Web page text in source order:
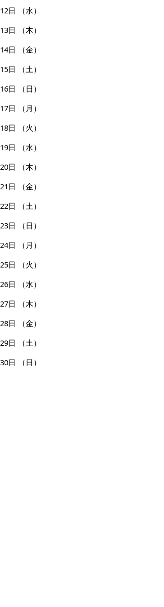
12日
（水）
13日
（木）
14日
（金）
15日
（土）
16日
（日）
17日
（月）
18日
（火）
19日
（水）
20日
（木）
21日
（金）
22日
（土）
23日
（日）
24日
（月）
25日
（火）
26日
（水）
27日
（木）
28日
（金）
29日
（土）
30日
（日）